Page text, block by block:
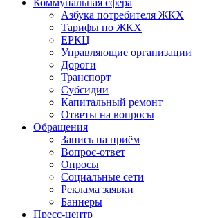
Коммунальная сфера
Азбука потребителя ЖКХ
Тарифы по ЖКХ
ЕРКЦ
Управляющие организации
Дороги
Транспорт
Субсидии
Капитальный ремонт
Ответы на вопросы
Обращения
Запись на приём
Вопрос-ответ
Опросы
Социальные сети
Реклама заявки
Баннеры
Пресс-центр